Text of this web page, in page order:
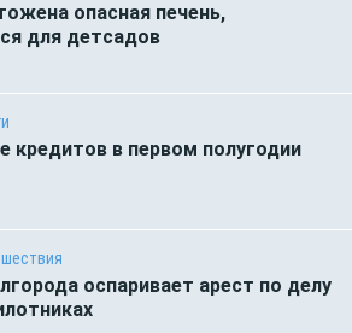
опасная печень,
для детсадов
кредитов в первом полугодии
оспаривает арест по делу